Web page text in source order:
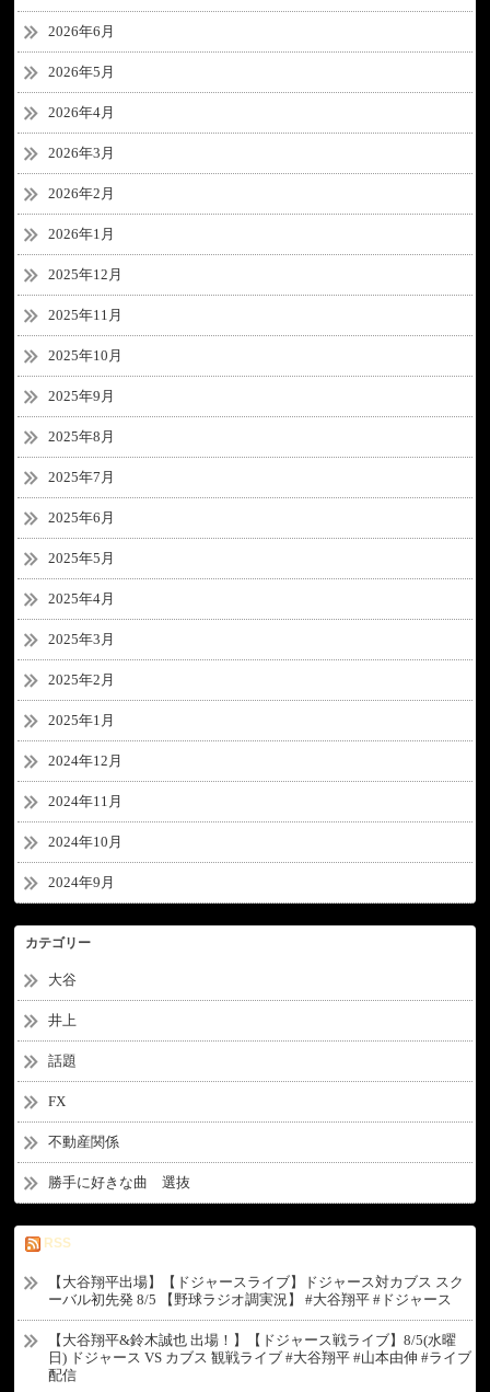
2026年6月
2026年5月
2026年4月
2026年3月
2026年2月
2026年1月
2025年12月
2025年11月
2025年10月
2025年9月
2025年8月
2025年7月
2025年6月
2025年5月
2025年4月
2025年3月
2025年2月
2025年1月
2024年12月
2024年11月
2024年10月
2024年9月
カテゴリー
大谷
井上
話題
FX
不動産関係
勝手に好きな曲 選抜
RSS
【大谷翔平出場】【ドジャースライブ】ドジャース対カブス スク
ーバル初先発 8/5 【野球ラジオ調実況】 #大谷翔平 #ドジャース
【大谷翔平&鈴木誠也 出場！】【ドジャース戦ライブ】8/5(水曜
日) ドジャース VS カブス 観戦ライブ #大谷翔平 #山本由伸 #ライブ
配信